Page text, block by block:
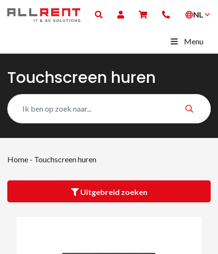
NL
Menu
Touchscreen huren
Home - Touchscreen huren
Uitgebreid zoeken